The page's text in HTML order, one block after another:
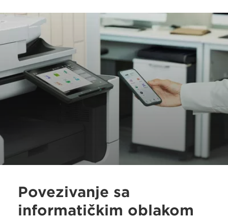
Povezivanje sa
informatičkim oblakom